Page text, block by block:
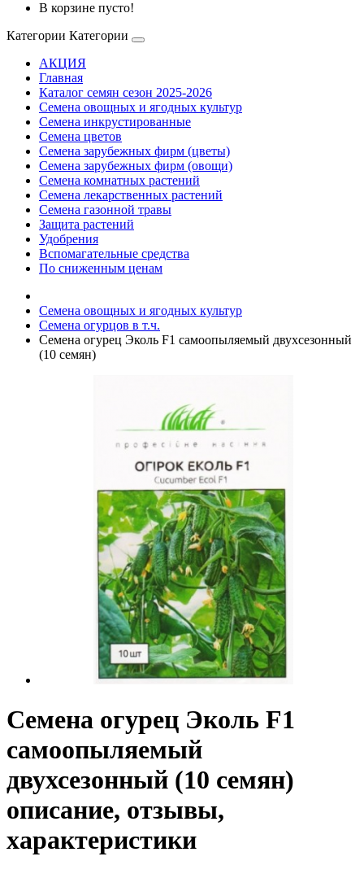
В корзине пусто!
Категории Категории
АКЦИЯ
Главная
Каталог семян сезон 2025-2026
Семена овощных и ягодных культур
Семена инкрустированные
Семена цветов
Семена зарубежных фирм (цветы)
Семена зарубежных фирм (овощи)
Семена комнатных растений
Семена лекарственных растений
Семена газонной травы
Защита растений
Удобрения
Вспомагательные средства
По сниженным ценам
Семена овощных и ягодных культур
Семена огурцов в т.ч.
Семена огурец Эколь F1 самоопыляемый двухсезонный
(10 семян)
Семена огурец Эколь F1
самоопыляемый
двухсезонный (10 семян)
описание, отзывы,
характеристики